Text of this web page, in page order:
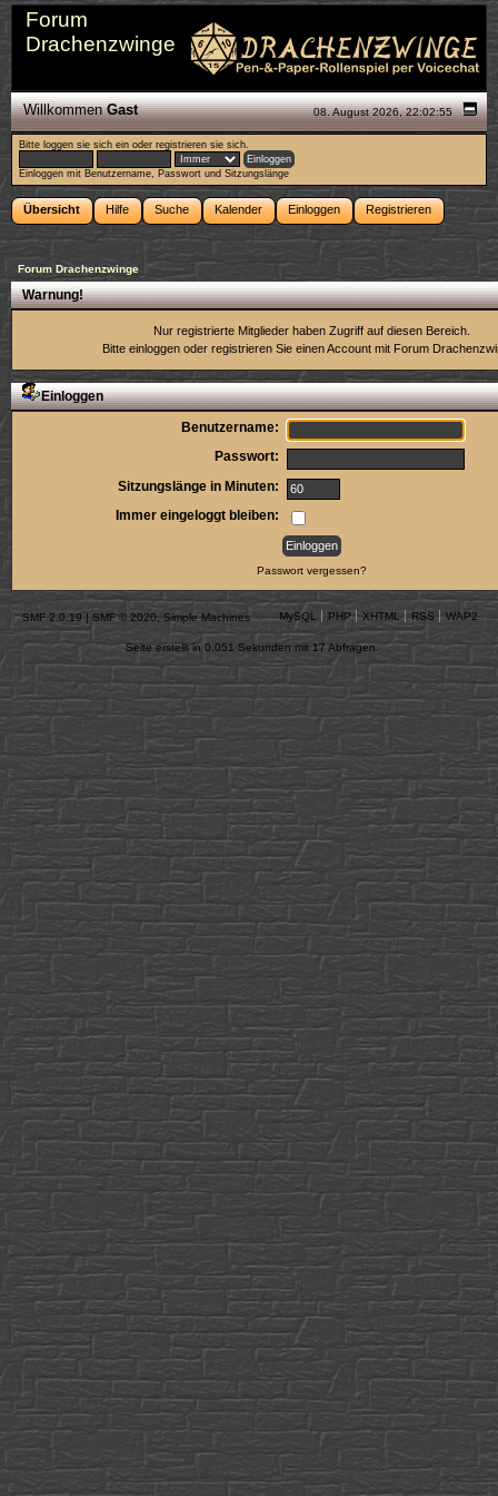
Forum
Drachenzwinge
08. August 2026, 22:02:55
WillkommenGast
Bitte loggen sie sich ein oderregistrieren sie sich.
Einloggen mit Benutzername, Passwort und Sitzungslänge
Übersicht Hilfe Suche Kalender Einloggen Registrieren
Forum Drachenzwinge
Warnung!
Nur registrierte Mitglieder haben Zugriff auf diesen Bereich.
Bitte einloggen oder registrieren Sie einen Account mit Forum
Einloggen
Benutzername:
Passwort:
Sitzungslänge in Minuten:
Immer eingeloggt bleiben:
Passwort vergessen?
SMF 2.0.19 | SMF © 2020 ,Simple Machines MySQL PHP XHTML RSS WAP2
Seite erstellt in 0.051 Sekunden mit 17 Abfragen.